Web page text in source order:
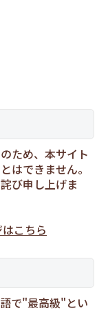
ため、本サイト
はできません。
び申し上げま
こちら
で"最高級"とい